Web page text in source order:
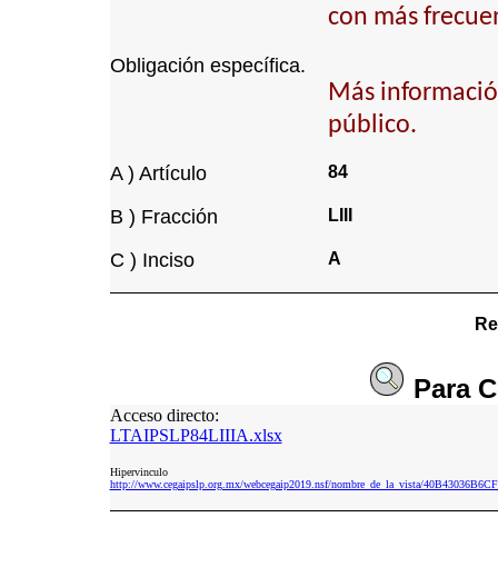
con más
Obligación específica.
Más
público.
A ) Artículo 84
B ) Fracción LIII
C ) Inciso A
Para
Acceso directo:
LTAIPSLP84LIIIA.xlsx
Hipervinculo
http://www.cegaipslp.org.mx/webcegaip2019.nsf/nombre_de_la_vista/